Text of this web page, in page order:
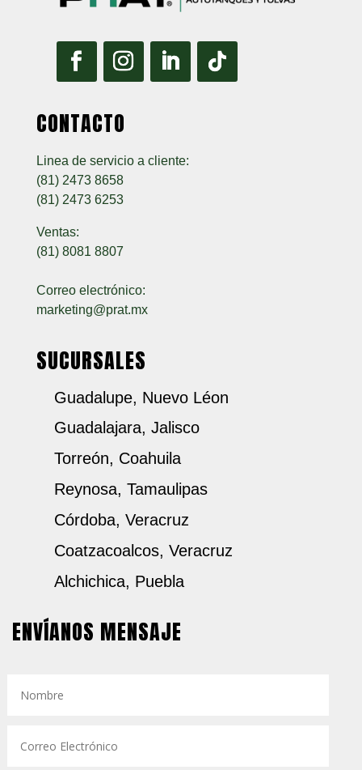
CONTACTO
Linea de servicio a cliente:
(81) 2473 8658
(81) 2473 6253
Ventas:
(81) 8081 8807
Correo electrónico:
marketing@prat.mx
SUCURSALES
Guadalupe, Nuevo Léon
Guadalajara, Jalisco
Torreón, Coahuila
Reynosa, Tamaulipas
Córdoba, Veracruz
Coatzacoalcos, Veracruz
Alchichica, Puebla
ENVÍANOS MENSAJE